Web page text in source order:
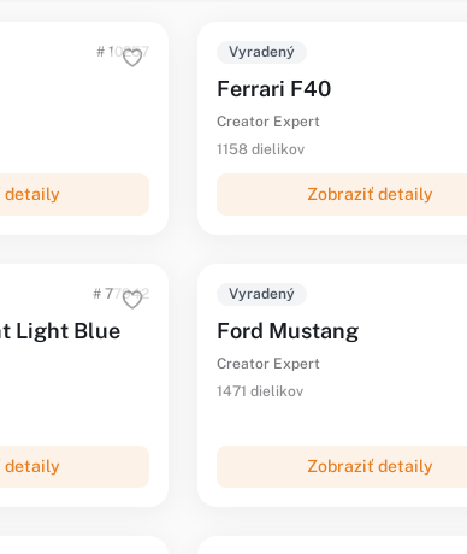
# 10257
detaily
Vyradený
Ferrari F40
Creator Expert
1158 dielikov
Zobraziť detaily
# 77942
Light Blue
detaily
Vyradený
Ford Mustang
Creator Expert
1471 dielikov
Zobraziť detaily